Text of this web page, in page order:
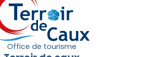
Office de tourisme